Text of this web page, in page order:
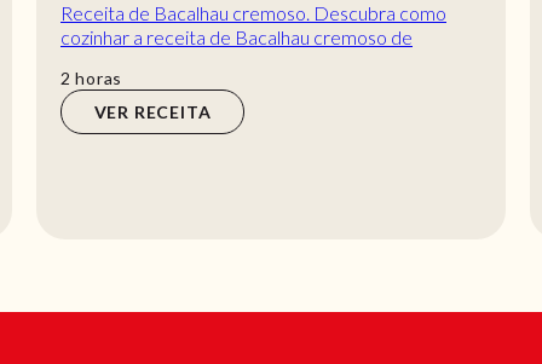
Receita de Bacalhau cremoso. Descubra como
cozinhar a receita de Bacalhau cremoso de
2 horas
horas
VER RECEITA